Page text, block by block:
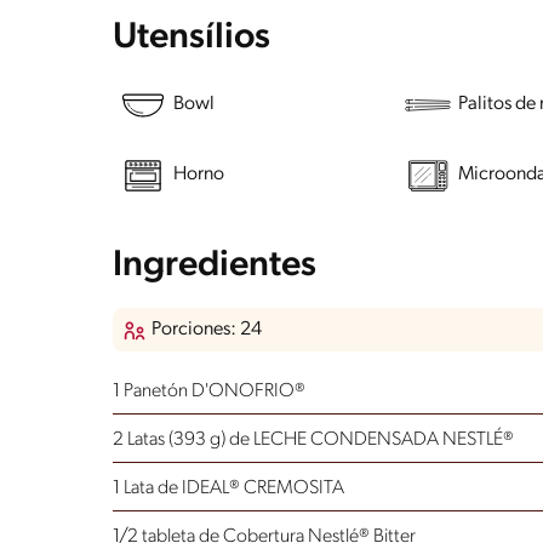
Utensílios
Bowl Palitos de
Horno
Ingredientes
Porciones: 24
1 Panetón D'ONOFRIO®
2 Latas (393 g) de LECHE CONDENSADA NESTLÉ®
1 Lata de IDEAL® CREMOSITA
1/2 tableta de Cobertura Nestlé® Bitter